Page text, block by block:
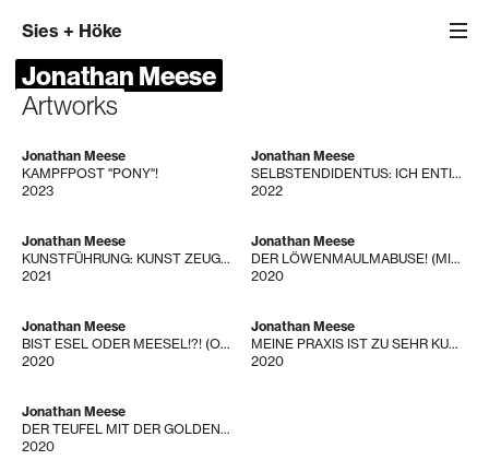
Sies + Höke
Jonathan Meese
Artworks
Jonathan Meese
KAMPFPOST "PONY"!
2023
Jonathan Meese
SELBSTENDIDENTUS: ICH ENTIDENTIFIZIERE ALLE(S)!
2022
Jonathan Meese
KUNSTFÜHRUNG: KUNST ZEUGT DICH! (KUNST SÄUGT ZUKUNFT)
2021
Jonathan Meese
DER LÖWENMAULMABUSE! (MIR STINKTS)
2020
Jonathan Meese
BIST ESEL ODER MEESEL!?! (ODER DE ZWEI !)
2020
Jonathan Meese
MEINE PRAXIS IST ZU SEHR KUNST FÜR DICH!
2020
Jonathan Meese
DER TEUFEL MIT DER GOLDENEN NASE! (BLUTONILL)
2020